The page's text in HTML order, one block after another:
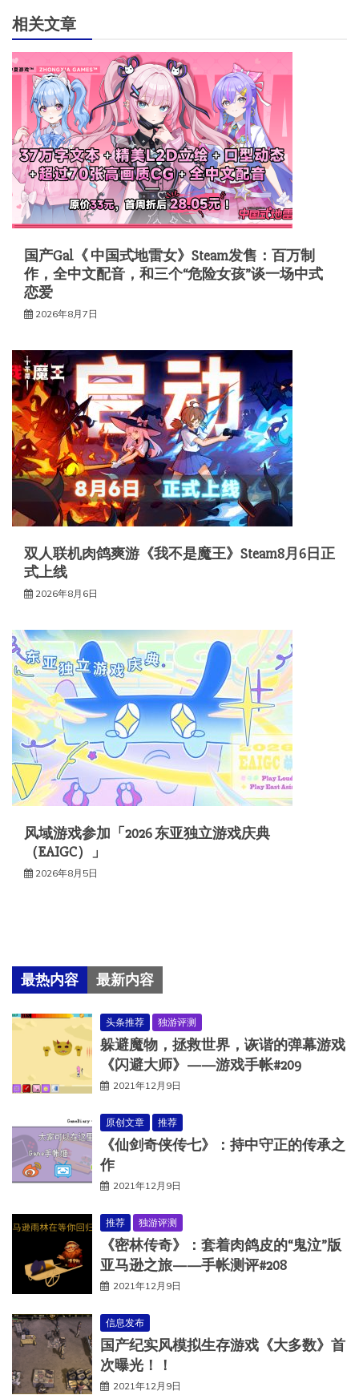
相关文章
国产Gal《 中国式地雷女》Steam发售：百万制
作，全中文配音，和三个“危险女孩”谈一场中式
恋爱
2026年8月7日
双人联机肉鸽爽游《我不是魔王》Steam8月6日正
式上线
2026年8月6日
风域游戏参加「2026 东亚独立游戏庆典
（EAIGC）」
2026年8月5日
最热内容 最新内容
头条推荐 独游评测
躲避魔物，拯救世界，诙谐的弹幕游戏
《闪避大师》——游戏手帐#209
2021年12月9日
原创文章 推荐
《仙剑奇侠传七》：持中守正的传承之
作
2021年12月9日
推荐 独游评测
《密林传奇》：套着肉鸽皮的“鬼泣”版
亚马逊之旅——手帐测评#208
2021年12月9日
信息发布
国产纪实风模拟生存游戏《大多数》首
次曝光！！
2021年12月9日